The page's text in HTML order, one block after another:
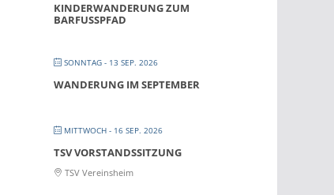
KINDERWANDERUNG ZUM
BARFUSSPFAD
SONNTAG - 13 SEP. 2026
WANDERUNG IM SEPTEMBER
MITTWOCH - 16 SEP. 2026
TSV VORSTANDSSITZUNG
TSV Vereinsheim